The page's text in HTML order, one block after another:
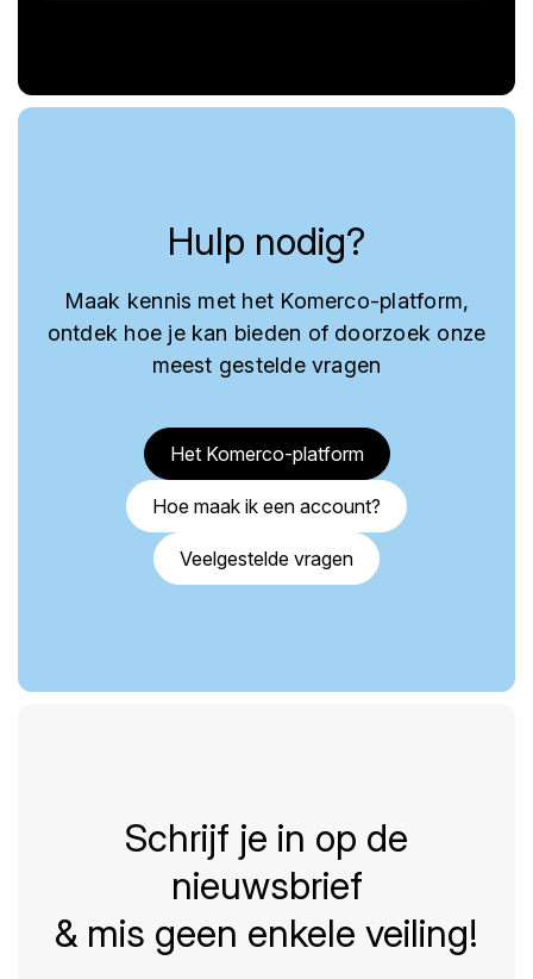
Hulp nodig?
Maak kennis met het Komerco-platform,
ontdek hoe je kan bieden of doorzoek onze
meest gestelde vragen
Het Komerco-platform
Hoe maak ik een account?
Veelgestelde vragen
Schrijf je in op de
nieuwsbrief
& mis geen enkele veiling!